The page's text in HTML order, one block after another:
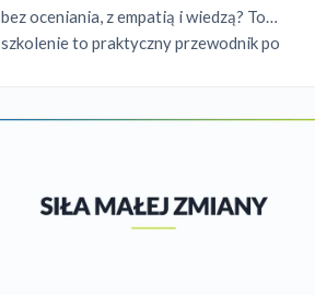
bez oceniania, z empatią i wiedzą? To
szkolenie to praktyczny przewodnik po
35-letni...